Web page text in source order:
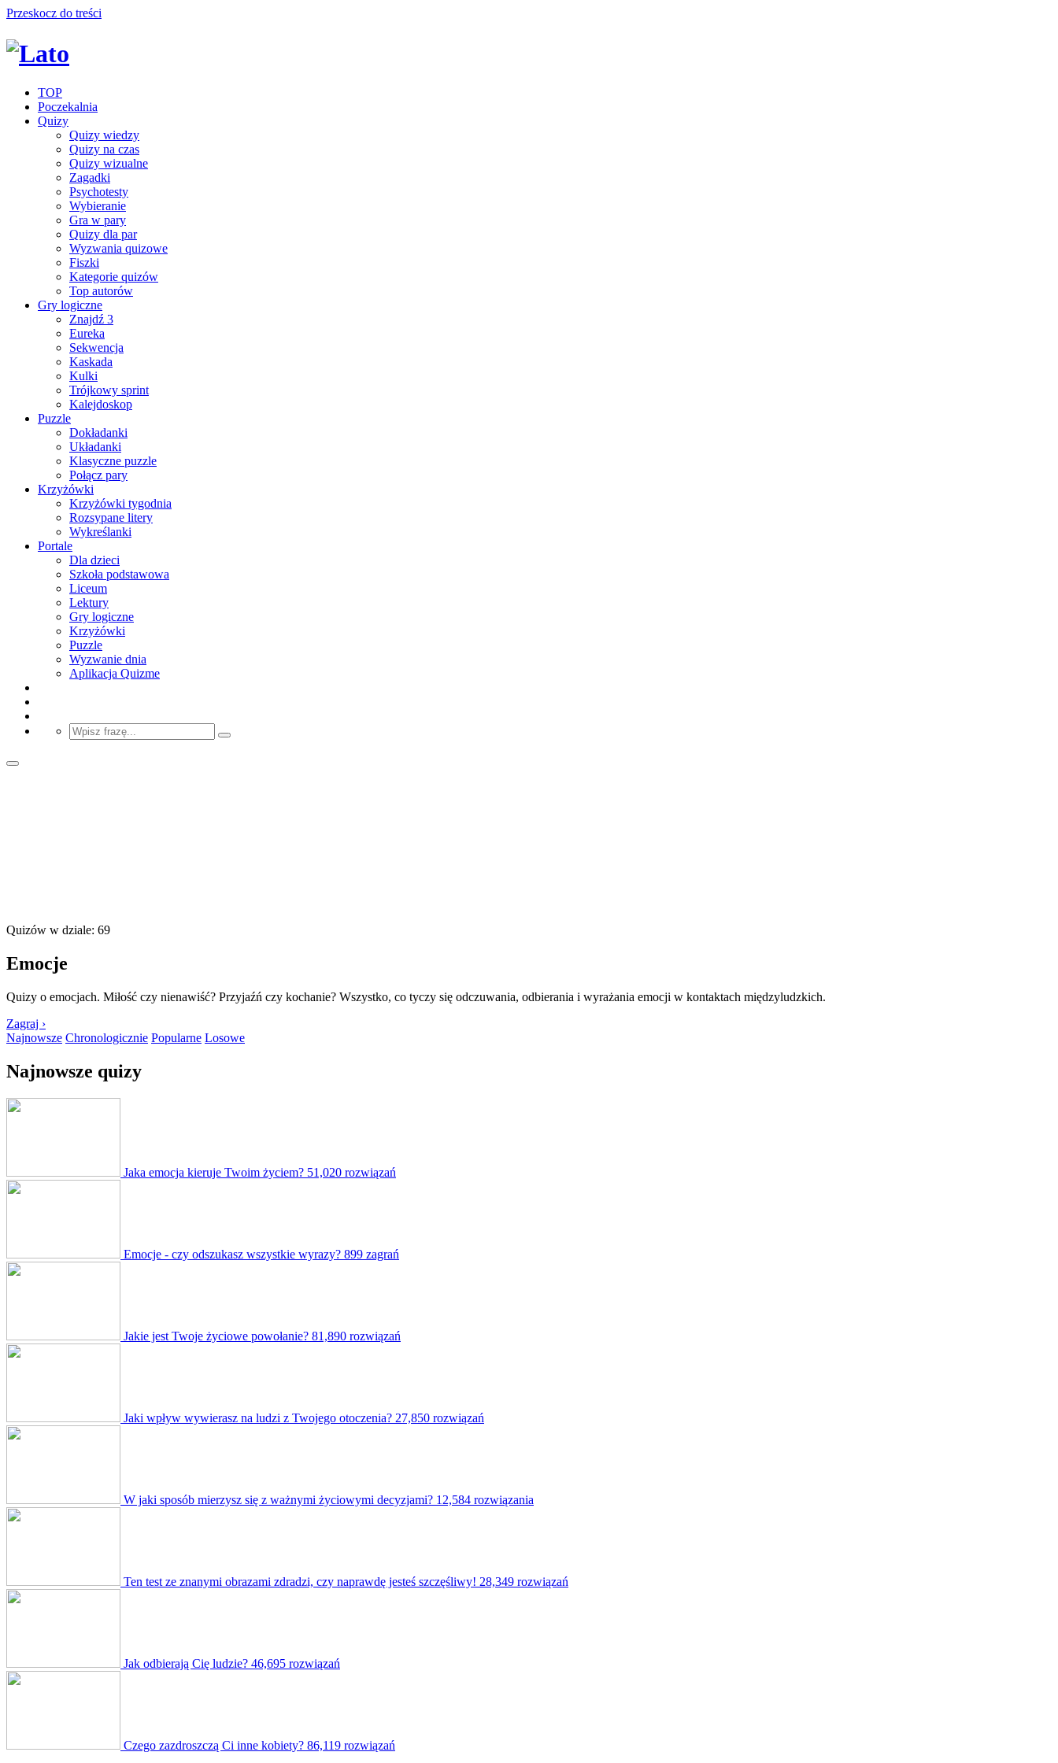
Przeskocz do treści
TOP
Poczekalnia
Quizy
Quizy wiedzy
Quizy na czas
Quizy wizualne
Zagadki
Psychotesty
Wybieranie
Gra w pary
Quizy dla par
Wyzwania quizowe
Fiszki
Kategorie quizów
Top autorów
Gry logiczne
Znajdź 3
Eureka
Sekwencja
Kaskada
Kulki
Trójkowy sprint
Kalejdoskop
Puzzle
Dokładanki
Układanki
Klasyczne puzzle
Połącz pary
Krzyżówki
Krzyżówki tygodnia
Rozsypane litery
Wykreślanki
Portale
Dla dzieci
Szkoła podstawowa
Liceum
Lektury
Gry logiczne
Krzyżówki
Puzzle
Wyzwanie dnia
Aplikacja Quizme
Quizów w dziale: 69
Emocje
Quizy o emocjach. Miłość czy nienawiść? Przyjaźń czy kochanie? Wszystko, co tyczy się odczuwania, odbierania i wyrażania emocji w kontaktach międzyludzkich.
Zagraj ›
Najnowsze Chronologicznie Popularne Losowe
Najnowsze quizy
Jaka emocja kieruje Twoim życiem? 51,020 rozwiązań
Emocje - czy odszukasz wszystkie wyrazy? 899 zagrań
Jakie jest Twoje życiowe powołanie? 81,890 rozwiązań
Jaki wpływ wywierasz na ludzi z Twojego otoczenia? 27,850 rozwiązań
W jaki sposób mierzysz się z ważnymi życiowymi decyzjami? 12,584 rozwiązania
Ten test ze znanymi obrazami zdradzi, czy naprawdę jesteś szczęśliwy! 28,349 rozwiązań
Jak odbierają Cię ludzie? 46,695 rozwiązań
Czego zazdroszczą Ci inne kobiety? 86,119 rozwiązań